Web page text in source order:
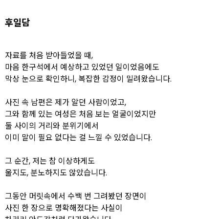
후일담
자료를 처음 받아들었을 때,
마음 한구석에서 예상하고 있었던 일이었음에도
막상 눈으로 확인하니, 복잡한 감정이 밀려왔습니다.
사진 속 남편은 제가 알던 사람이었고,
그와 함께 있는 여성은 처음 보는 얼굴이었지만
둘 사이의 거리와 분위기에서
이미 말이 필요 없다는 걸 느낄 수 있었습니다.
그 순간, 저는 참 이상하게도
울지도, 분노하지도 않았습니다.
그동안 머릿속에서 수백 번 그려봤던 장면이
사진 한 장으로 명확해졌다는 사실이